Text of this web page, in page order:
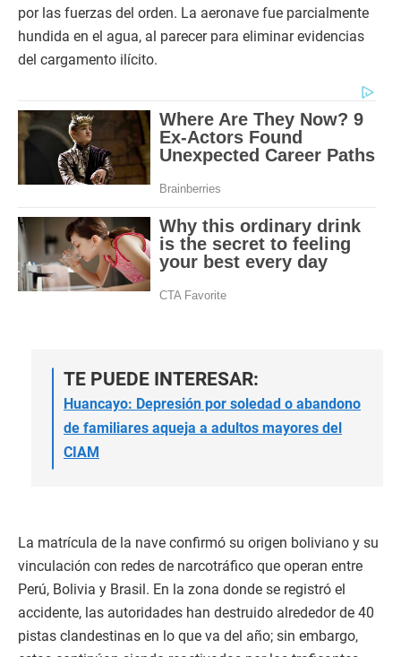
por las fuerzas del orden. La aeronave fue parcialmente
hundida en el agua, al parecer para eliminar evidencias
del cargamento ilícito.
TE PUEDE INTERESAR:
Huancayo: Depresión por soledad o abandono
de familiares aqueja a adultos mayores del
CIAM
La matrícula de la nave confirmó su origen boliviano y su
vinculación con redes de narcotráfico que operan entre
Perú, Bolivia y Brasil. En la zona donde se registró el
accidente, las autoridades han destruido alrededor de 40
pistas clandestinas en lo que va del año; sin embargo,